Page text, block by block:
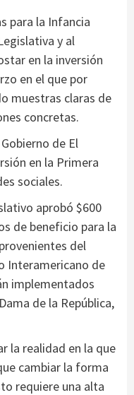
para la Infancia
y al
en la inversión
en el que por
muestras claras de
concretas.
de El
en la Primera
sociales.
aprobó $600
de beneficio para la
del
Interamericano de
implementados
de la República,
la realidad en la que
cambiar la forma
requiere una alta